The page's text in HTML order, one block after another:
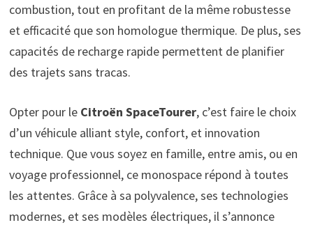
combustion, tout en profitant de la même robustesse
et efficacité que son homologue thermique. De plus, ses
capacités de recharge rapide permettent de planifier
des trajets sans tracas.
Opter pour le Citroën SpaceTourer, c’est faire le choix
d’un véhicule alliant style, confort, et innovation
technique. Que vous soyez en famille, entre amis, ou en
voyage professionnel, ce monospace répond à toutes
les attentes. Grâce à sa polyvalence, ses technologies
modernes, et ses modèles électriques, il s’annonce